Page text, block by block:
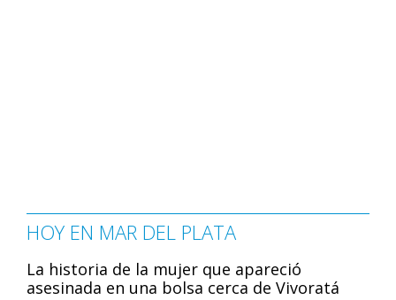
HOY EN MAR DEL PLATA
La historia de la mujer que apareció
asesinada en una bolsa cerca de Vivoratá